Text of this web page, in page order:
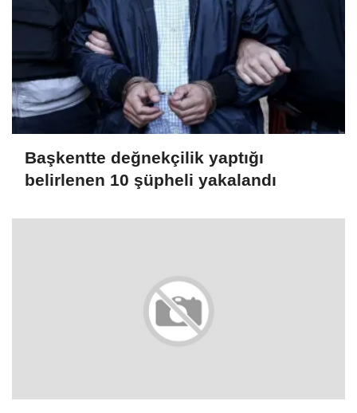
Başkentte değnekçilik yaptığı
belirlenen 10 şüpheli yakalandı